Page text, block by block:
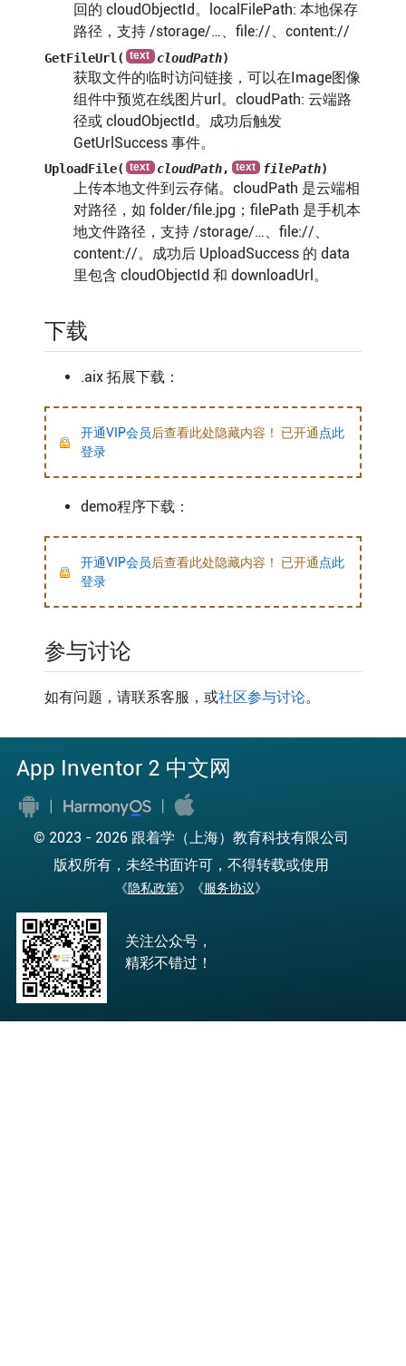
回的 cloudObjectId。localFilePath: 本地保存
路径，支持 /storage/…、file://、content://
GetFileUrl( cloudPath)
获取文件的临时访问链接，可以在Image图像
组件中预览在线图片url。cloudPath: 云端路
径或 cloudObjectId。成功后触发
GetUrlSuccess 事件。
UploadFile( cloudPath, filePath)
上传本地文件到云存储。cloudPath 是云端相
对路径，如 folder/file.jpg；filePath 是手机本
地文件路径，支持 /storage/…、file://、
content://。成功后 UploadSuccess 的 data
里包含 cloudObjectId 和 downloadUrl。
下载
.aix 拓展下载：
开通VIP会员后查看此处隐藏内容！ 已开通 点此
登录
demo程序下载：
开通VIP会员后查看此处隐藏内容！ 已开通 点此
登录
参与讨论
如有问题，请联系客服，或社区参与讨论。
App Inventor 2 中文网
© 2023 - 2026 跟着学（上海）教育科技有限公司
版权所有，未经书面许可，不得转载或使用
《隐私政策》《服务协议》
关注公众号，
精彩不错过！